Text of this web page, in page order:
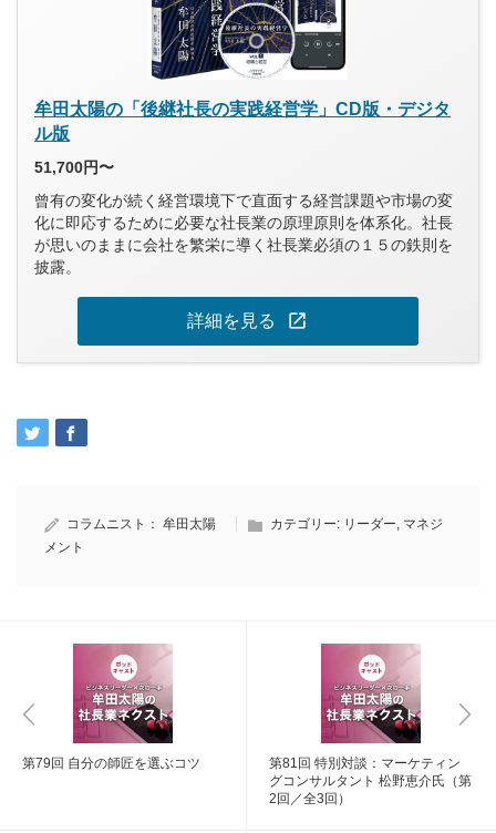
牟田太陽の「後継社長の実践経営学」CD版・デジタ
ル版
51,700円〜
曾有の変化が続く経営環境下で直面する経営課題や市場の変
化に即応するために必要な社長業の原理原則を体系化。社長
が思いのままに会社を繁栄に導く社長業必須の１５の鉄則を
披露。
詳細を見る open_in_new
コラムニスト： 牟田太陽 カテゴリー: リーダー, マネジ
メント
第79回 自分の師匠を選ぶコツ
第81回 特別対談：マーケティン
グコンサルタント 松野恵介氏（第
2回／全3回）